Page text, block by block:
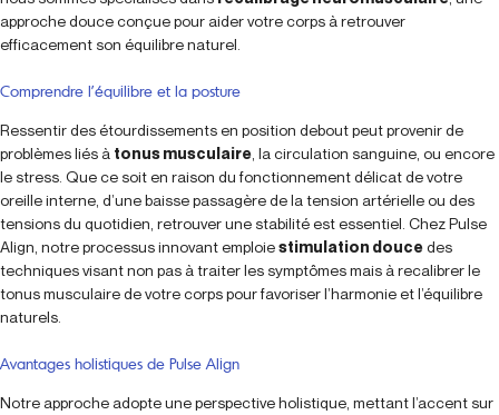
approche douce conçue pour aider votre corps à retrouver
efficacement son équilibre naturel.
Comprendre l’équilibre et la posture
Ressentir des étourdissements en position debout peut provenir de
problèmes liés à tonus musculaire , la circulation sanguine, ou encore
le stress. Que ce soit en raison du fonctionnement délicat de votre
oreille interne, d’une baisse passagère de la tension artérielle ou des
tensions du quotidien, retrouver une stabilité est essentiel. Chez Pulse
Align, notre processus innovant emploiestimulation doucedes
techniques visant non pas à traiter les symptômes mais à recalibrer le
tonus musculaire de votre corps pour favoriser l’harmonie et l’équilibre
naturels.
Avantages holistiques de Pulse Align
Notre approche adopte une perspective holistique, mettant l’accent sur